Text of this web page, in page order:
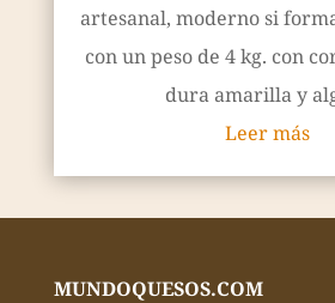
artesanal, moderno si
con un peso de 4 kg. con
dura amarilla y
Leer más
MUNDOQUESOS.COM